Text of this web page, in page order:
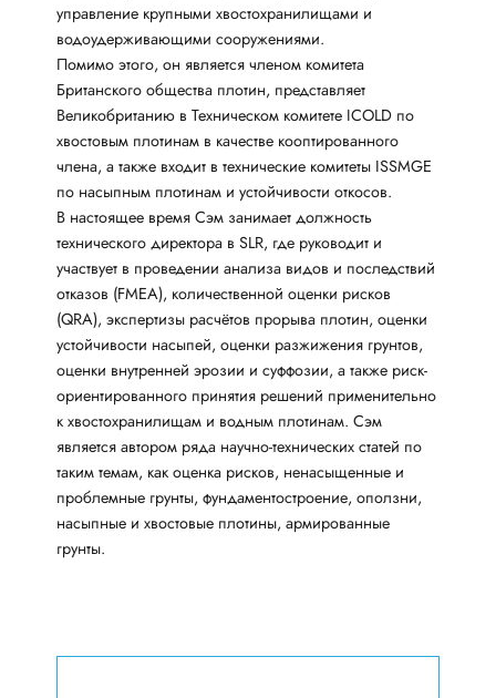
управление крупными хвостохранилищами и
водоудерживающими сооружениями.
Помимо этого, он является членом комитета
Британского общества плотин, представляет
Великобританию в Техническом комитете ICOLD по
хвостовым плотинам в качестве кооптированного
члена, а также входит в технические комитеты ISSMGE
по насыпным плотинам и устойчивости откосов.
В настоящее время Сэм занимает должность
технического директора в SLR, где руководит и
участвует в проведении анализа видов и последствий
отказов (FMEA), количественной оценки рисков
(QRA), экспертизы расчётов прорыва плотин, оценки
устойчивости насыпей, оценки разжижения грунтов,
оценки внутренней эрозии и суффозии, а также риск-
ориентированного принятия решений применительно
к хвостохранилищам и водным плотинам. Сэм
является автором ряда научно-технических статей по
таким темам, как оценка рисков, ненасыщенные и
проблемные грунты, фундаментостроение, оползни,
насыпные и хвостовые плотины, армированные
грунты.